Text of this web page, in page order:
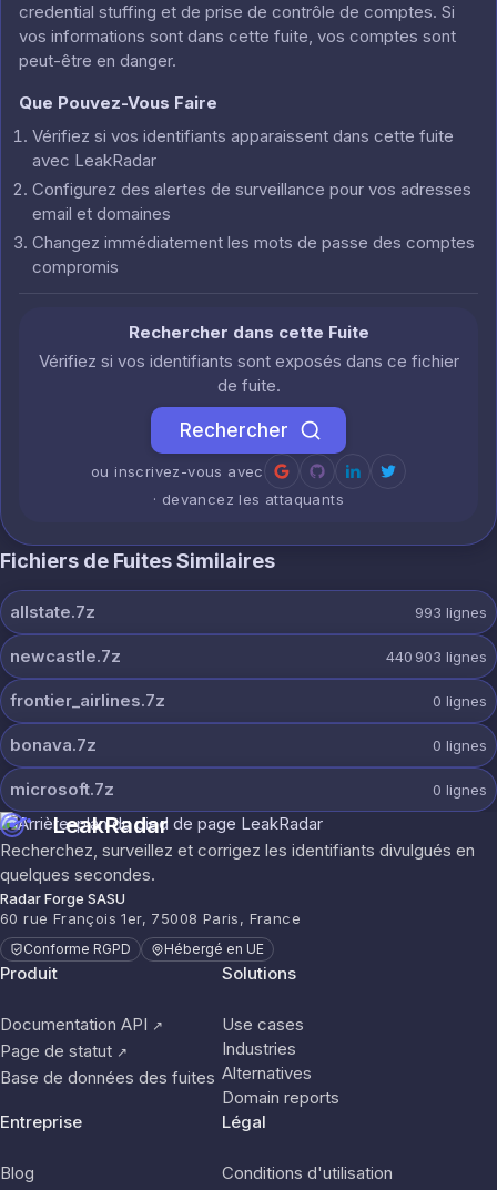
credential stuffing et de prise de contrôle de comptes. Si
vos informations sont dans cette fuite, vos comptes sont
peut-être en danger.
Que Pouvez-Vous Faire
Vérifiez si vos identifiants apparaissent dans cette fuite
avec LeakRadar
Configurez des alertes de surveillance pour vos adresses
email et domaines
Changez immédiatement les mots de passe des comptes
compromis
Rechercher dans cette Fuite
Vérifiez si vos identifiants sont exposés dans ce fichier
de fuite.
Rechercher
ou inscrivez-vous avec
· devancez les attaquants
Fichiers de Fuites Similaires
allstate.7z 993 lignes
newcastle.7z 440 903 lignes
frontier_airlines.7z 0 lignes
bonava.7z 0 lignes
microsoft.7z 0 lignes
LeakRadar
Recherchez, surveillez et corrigez les identifiants divulgués en
quelques secondes.
Radar Forge SASU
60 rue François 1er, 75008 Paris, France
Conforme RGPD Hébergé en UE
Produit
Documentation API ↗
Page de statut ↗
Base de données des fuites
Solutions
Use cases
Industries
Alternatives
Domain reports
Entreprise
Blog
Légal
Conditions d'utilisation